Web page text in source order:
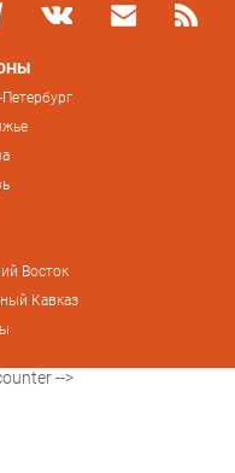
Восток
Кавказ
-->